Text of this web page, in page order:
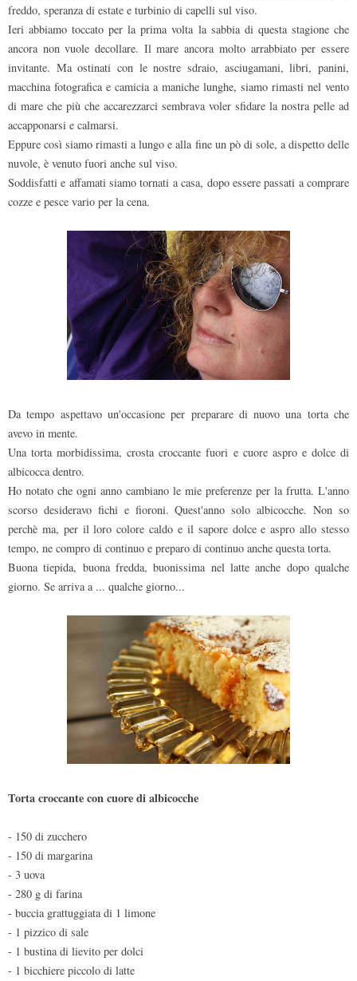
freddo, speranza di estate e turbinio di capelli sul viso.
Ieri abbiamo toccato per la prima volta la sabbia di questa stagione che
ancora non vuole decollare. Il mare ancora molto arrabbiato per essere
invitante. Ma ostinati con le nostre sdraio, asciugamani, libri, panini,
macchina fotografica e camicia a maniche lunghe, siamo rimasti nel vento
di mare che più che accarezzarci sembrava voler sfidare la nostra pelle ad
accapponarsi e calmarsi.
Eppure così siamo rimasti a lungo e alla fine un pò di sole, a dispetto delle
nuvole, è venuto fuori anche sul viso.
Soddisfatti e affamati siamo tornati a casa, dopo essere passati a comprare
cozze e pesce vario per la cena.
Da tempo aspettavo un'occasione per preparare di nuovo una torta che
avevo in mente.
Una torta morbidissima, crosta croccante fuori e cuore aspro e dolce di
albicocca dentro.
Ho notato che ogni anno cambiano le mie preferenze per la frutta. L'anno
scorso desideravo fichi e fioroni. Quest'anno solo albicocche. Non so
perchè ma, per il loro colore caldo e il sapore dolce e aspro allo stesso
tempo, ne compro di continuo e preparo di continuo anche questa torta.
Buona tiepida, buona fredda, buonissima nel latte anche dopo qualche
giorno. Se arriva a ... qualche giorno...
Torta croccante con cuore di albicocche
- 150 di zucchero
- 150 di margarina
- 3 uova
- 280 g di farina
- buccia grattuggiata di 1 limone
- 1 pizzico di sale
- 1 bustina di lievito per dolci
- 1 bicchiere piccolo di latte